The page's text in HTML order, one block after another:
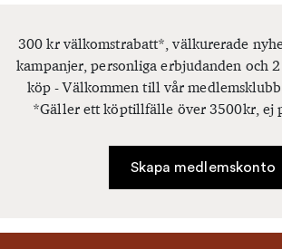
300 kr välkomstrabatt*, välkurerade
kampanjer, personliga erbjudanden och
köp - Välkommen till vår medlemsklubb
*Gäller ett köptillfälle över 3500kr, ej
Skapa medlemskonto